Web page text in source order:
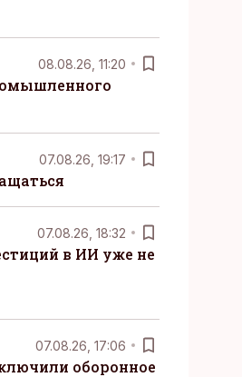
08.08.26, 11:20
07.08.26, 19:17
07.08.26, 18:32
в ИИ уже не
07.08.26, 17:06
оборонное